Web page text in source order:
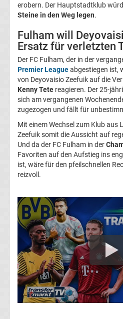
Transfergerüchte
1.
Saarbrücken
Transfergerüchte
1.
FC
Union
Berlin
Transfergerüchte
1.
FSV
Mainz
erobern. Der Hauptstadtklub
Steine in den Weg legen.
Fulham will
Ersatz für verletzten
Der FC Fulham, der in der
Premier Leagueabgestiegen ist,
von Deyovaisio Zeefuik auf die
Kenny Tete reagieren. Der 25-
sich am vergangenen
zugezogen und fällt für
Mit einem Wechsel zum Klub aus
Zeefuik somit die Aussicht auf
Und da der FC Fulham in der
Favoriten auf den Aufstieg ins
ist, wäre für den pfeilschnellen
reizvoll.